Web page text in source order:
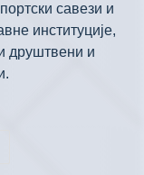
савези и
институције,
друштвени и